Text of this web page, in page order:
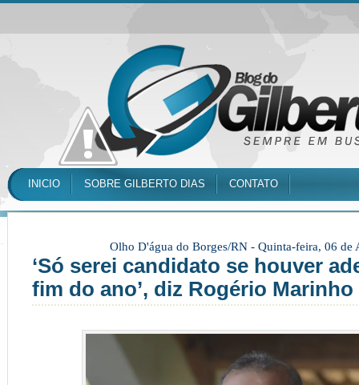
INICIO SOBRE GILBERTO DIAS CONTATO
Olho D'água do Borges/RN - Quinta-feira, 06 de
‘Só serei candidato se houver
fim do ano’, diz Rogério Marinho